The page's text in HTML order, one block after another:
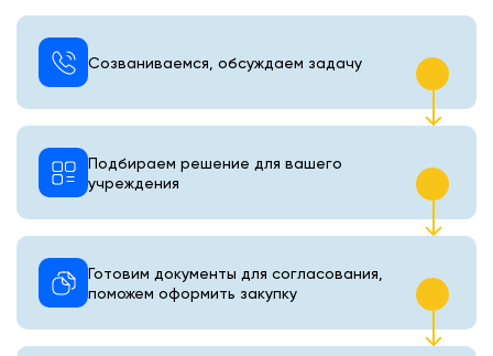
Созваниваемся, обсуждаем задачу
Подбираем решение для вашего
учреждения
Готовим документы для согласования,
поможем оформить закупку